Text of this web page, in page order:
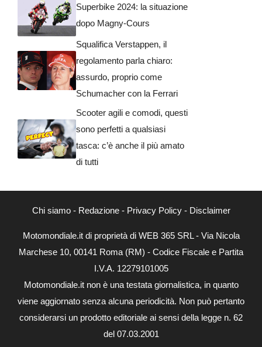
Superbike 2024: la situazione
dopo Magny-Cours
Squalifica Verstappen, il
regolamento parla chiaro:
assurdo, proprio come
Schumacher con la Ferrari
Scooter agili e comodi, questi
sono perfetti a qualsiasi
tasca: c’è anche il più amato
di tutti
Chi siamo- Redazione- Privacy Policy- Disclaimer
Motomondiale.it di proprietà di WEB 365 SRL - Via Nicola
Marchese 10, 00141 Roma (RM) - Codice Fiscale e Partita
I.V.A. 12279101005
Motomondiale.it non è una testata giornalistica, in quanto
viene aggiornato senza alcuna periodicità. Non può pertanto
considerarsi un prodotto editoriale ai sensi della legge n. 62
del 07.03.2001